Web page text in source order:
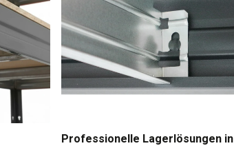
Professionelle Lagerlösungen in